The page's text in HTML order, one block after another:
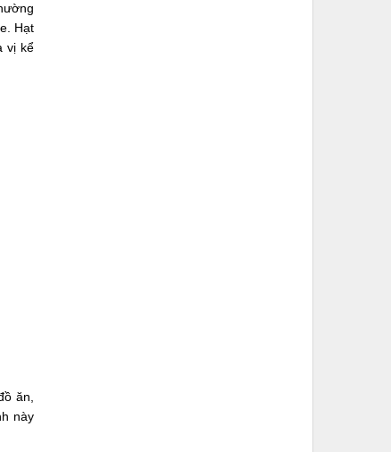
Hạt
vị kể
ăn,
này